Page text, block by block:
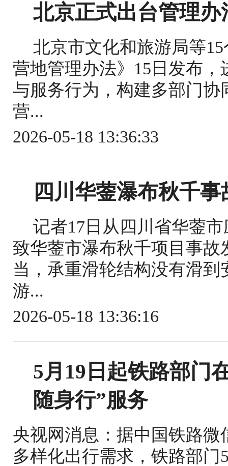
北京正式出台管理
北京市文化和旅游局等
营地管理办法》15日发布
与服务行为，构建多部门
营...
2026-05-18 13:36:33
四川华蓥瀑布秋千
记者17日从四川省华蓥
致华蓥市瀑布秋千项目事
当，承重滑轮结构没有滑
游...
2026-05-18 13:36:16
5月19日起铁路部门
随身行”服务
央视网消息：据中国铁路
多样化出行需求，铁路部门